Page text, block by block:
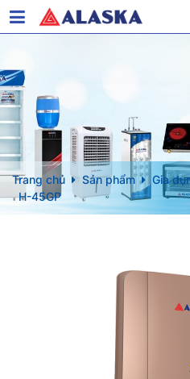
Trang chủ Sản phẩm Gia
H-45GP